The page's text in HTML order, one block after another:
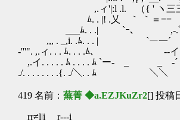
,.ィ'|:l .l. （{ ' ヽ三三
ﾑ. . |! .乂 ｀ ｀＝==
___ﾑ. . .| `ｰ､ ,-.ﾞ＼
,,, . _,i. .ﾑ. . . | `ー
-'''". ,.ィ. . . ﾑ.
,.イ. . . . . ﾑ .
./. . . . . . . .{. ./
419 名前： 蕪菁 ◆a.EZJKuZr2[] 投稿
rr≠l|i r‐‐‐i